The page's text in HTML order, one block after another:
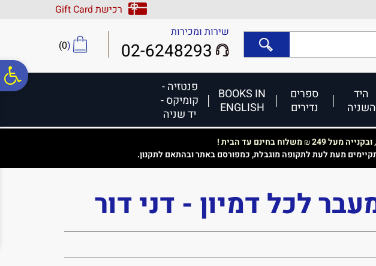
נגישות
אתר
המרכזי
רכישת Gift Card
שירות ומכירות
02-6248293
(
0
)
היד
השניה
ספרים
נדירים
BOOKS IN
ENGLISH
פנטזיה -
קומיקס -
יד שניה
מעל 249 ₪משלוח בחינם עד הבית !
מעת לעת לתקופה מוגבלת, כמפורסם באתר ובהתאם לתקנון.
לכל דמיון - דני דור